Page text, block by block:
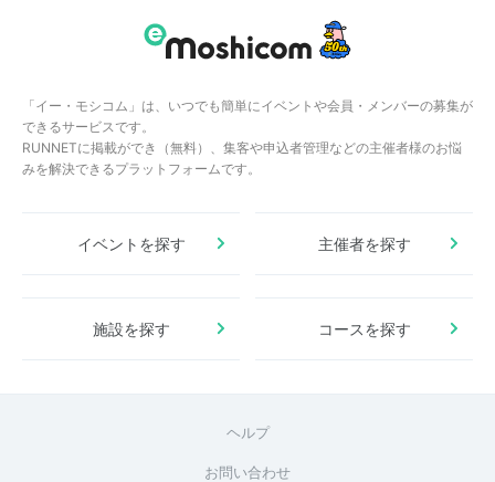
「イー・モシコム」は、いつでも簡単にイベントや会員・メンバーの募集が
できるサービスです。
RUNNETに掲載ができ（無料）、集客や申込者管理などの主催者様のお悩
みを解決できるプラットフォームです。
イベントを探す 主催者を探す
施設を探す コースを探す
ヘルプ
お問い合わせ